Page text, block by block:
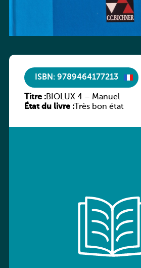
ISBN: 9789464177213
Titre :BIOLUX 4 – Manuel
État du livre :Très bon état